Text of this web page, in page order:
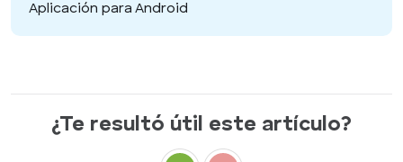
Aplicación para Android
¿Te resultó útil este artículo?